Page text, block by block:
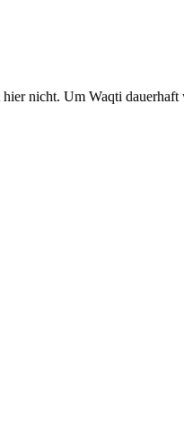
nicht. Um Waqti